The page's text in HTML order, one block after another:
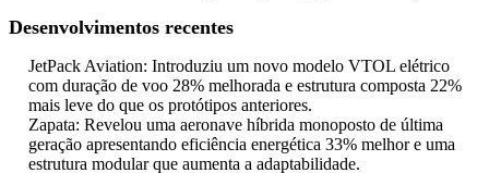
Desenvolvimentos recentes
JetPack Aviation: Introduziu um novo modelo VTOL elétrico
com duração de voo 28% melhorada e estrutura composta 22%
mais leve do que os protótipos anteriores.
Zapata: Revelou uma aeronave híbrida monoposto de última
geração apresentando eficiência energética 33% melhor e uma
estrutura modular que aumenta a adaptabilidade.